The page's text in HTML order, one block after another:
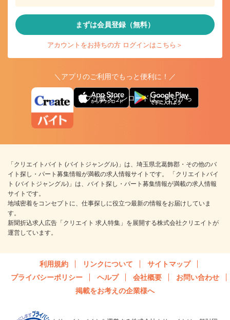
まずは会員登録（無料）
アカウントをお持ちの方 ログインはこちら＞
＼アプリのご利用でもっと便利に！／
アプリ版ダウンロードはこちらから
「クリエイトバイト (バイトジャングル)」は、埼玉県北葛飾郡・その他のバ
イト探し・パート募集情報が満載の求人情報サイトです。 「クリエイトバイ
ト (バイトジャングル)」は、バイト探し・パート募集情報が満載の求人情報
サイトです。
地域密着をコンセプトに、仕事探しに役立つ最新の情報をお届けしていま
す。
新聞折込求人広告「クリエイト 求人特集」を展開する株式会社クリエイトが
運営しています。
利用規約 リンクについて
サイトマップ
プライバシーポリシー
ヘルプ 会社概要
お問い合わせ
掲載をお考えの企業様へ